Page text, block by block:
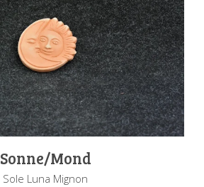
Sonne/Mond
Sole Luna Mignon